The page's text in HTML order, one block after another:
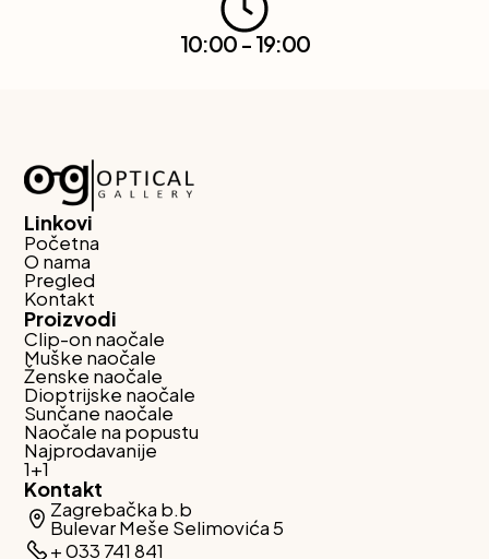
10:00 - 19:00
Linkovi
Početna
O nama
Pregled
Kontakt
Proizvodi
Clip-on naočale
Muške naočale
Ženske naočale
Dioptrijske naočale
Sunčane naočale
Naočale na popustu
Najprodavanije
1+1
Kontakt
Zagrebačka b.b
Bulevar Meše Selimovića 5
+ 033 741 841